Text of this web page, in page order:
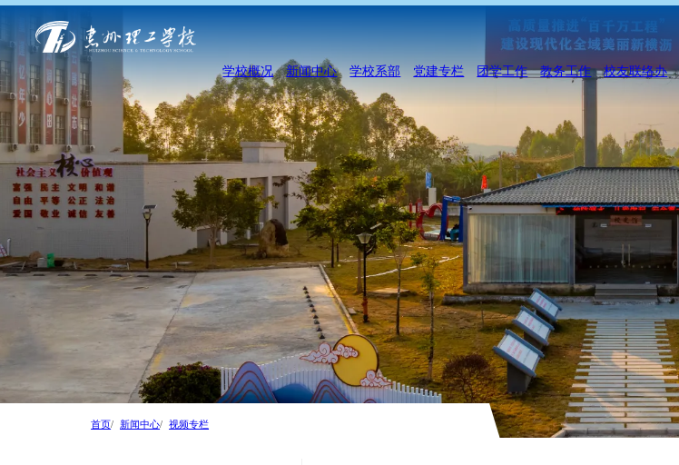
学校概况 新闻中心 学校系部 党建专栏 团学工作 教务工作 校友联络办
首页 新闻中心 视频专栏